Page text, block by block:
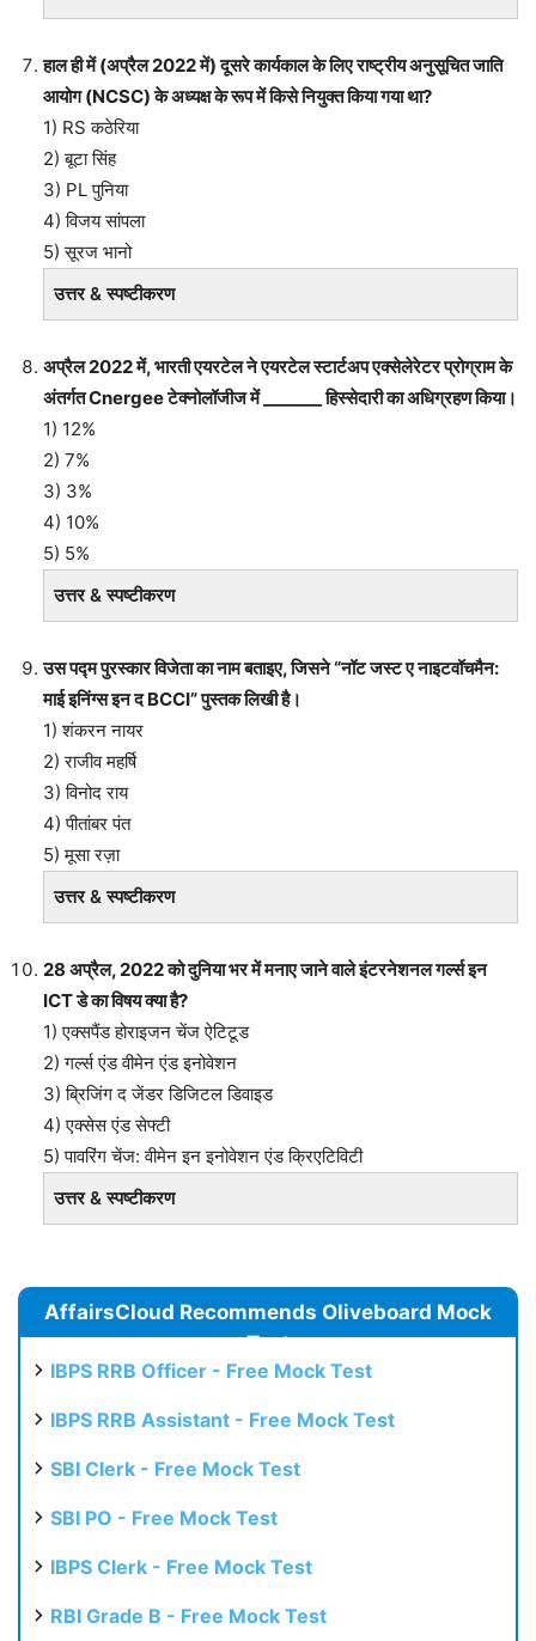
हाल ही में (अप्रैल 2022 में) दूसरे कार्यकाल के लिए राष्ट्रीय अनुसूचित जाति
आयोग (NCSC) के अध्यक्ष के रूप में किसे नियुक्त किया गया था?
1) RS कठेरिया
2) बूटा सिंह
3) PL पुनिया
4) विजय सांपला
5) सूरज भानो
उत्तर & स्पष्टीकरण
अप्रैल 2022 में, भारती एयरटेल ने एयरटेल स्टार्टअप एक्सेलेरेटर प्रोग्राम के
अंतर्गत Cnergee टेक्नोलॉजीज में _______ हिस्सेदारी का अधिग्रहण किया।
1) 12%
2) 7%
3) 3%
4) 10%
5) 5%
उत्तर & स्पष्टीकरण
उस पद्म पुरस्कार विजेता का नाम बताइए, जिसने “नॉट जस्ट ए नाइटवॉचमैन:
माई इनिंग्स इन द BCCI” पुस्तक लिखी है।
1) शंकरन नायर
2) राजीव महर्षि
3) विनोद राय
4) पीतांबर पंत
5) मूसा रज़ा
उत्तर & स्पष्टीकरण
28 अप्रैल, 2022 को दुनिया भर में मनाए जाने वाले इंटरनेशनल गर्ल्स इन
ICT डे का विषय क्या है?
1) एक्सपैंड होराइजन चेंज ऐटिटूड
2) गर्ल्स एंड वीमेन एंड इनोवेशन
3) ब्रिजिंग द जेंडर डिजिटल डिवाइड
4) एक्सेस एंड सेफ्टी
5) पावरिंग चेंज: वीमेन इन इनोवेशन एंड क्रिएटिविटी
उत्तर & स्पष्टीकरण
AffairsCloud Recommends Oliveboard Mock
Test
IBPS RRB Officer - Free Mock Test
IBPS RRB Assistant - Free Mock Test
SBI Clerk - Free Mock Test
SBI PO - Free Mock Test
IBPS Clerk - Free Mock Test
RBI Grade B - Free Mock Test